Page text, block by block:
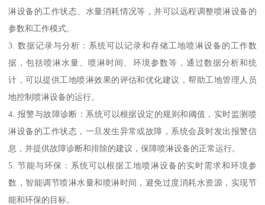
淋设备的工作状态、水量消耗情况等，并可以远程调整喷淋设备的
参数和工作模式。
3. 数据记录与分析：系统可以记录和存储工地喷淋设备的工作数
据，包括喷淋水量、喷淋时间、环境参数等，通过数据分析和统
计，可以提供工地喷淋效果的评估和优化建议，帮助工地管理人员
地控制喷淋设备的运行。
4. 报警与故障诊断：系统可以根据设定的规则和阈值，实时监测喷
淋设备的工作状态，一旦发生异常或故障，系统会及时发出报警信
息，并提供故障诊断和排除的建议，保障喷淋设备的正常运行。
5. 节能与环保：系统可以根据工地喷淋设备的实时需求和环境参
数，智能调节喷淋水量和喷淋时间，避免过度消耗水资源，实现节
能和环保的目标。